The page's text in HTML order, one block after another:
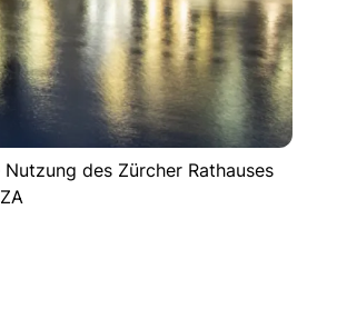
des Zürcher Rathauses